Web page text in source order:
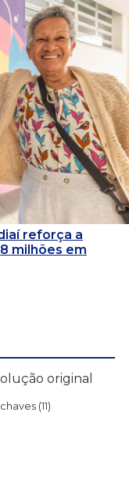
reforça a
milhões em
original
(11)